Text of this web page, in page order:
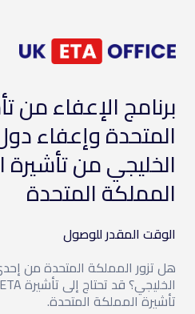
برنامج الإعفاء من
المتحدة وإعفاء
الخليجي من تأشيرة
المملكة المتحدة
الوقت المقدر للوصول
هل تزور المملكة المتحدة من
تأشيرة المملكة المتحدة.